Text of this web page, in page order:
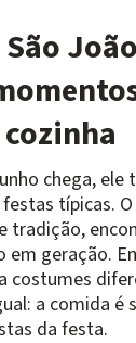
São
chega,
típicas.
tradição,
em geração.
costumes
a comida é
da festa.